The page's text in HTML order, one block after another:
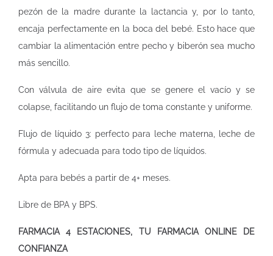
pezón de la madre durante la lactancia y, por lo tanto,
encaja perfectamente en la boca del bebé. Esto hace que
cambiar la alimentación entre pecho y biberón sea mucho
más sencillo.
Con válvula de aire evita que se genere el vacío y se
colapse, facilitando un flujo de toma constante y uniforme.
Flujo de líquido 3: perfecto para leche materna, leche de
fórmula y adecuada para todo tipo de líquidos.
Apta para bebés a partir de 4+ meses.
Libre de BPA y BPS.
FARMACIA 4 ESTACIONES, TU FARMACIA ONLINE DE
CONFIANZA